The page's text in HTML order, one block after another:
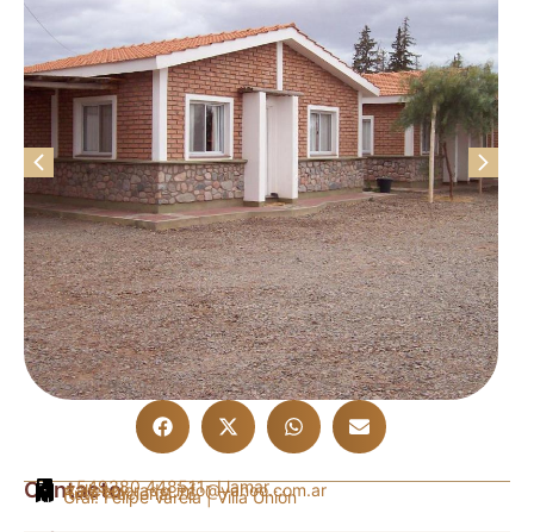
Contacto
+549380 448511- Llamar
vallecolorado_info@yahoo.com.ar
Ruta Nacional 76
Gral. Felipe Varela | Villa Unión